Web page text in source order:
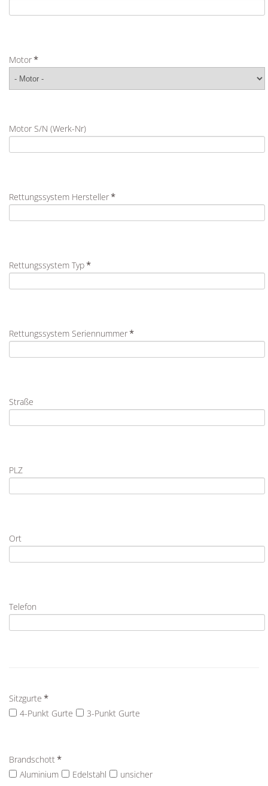
Motor*
Motor S/N (Werk-Nr)
Rettungssystem Hersteller*
Rettungssystem Typ*
Rettungssystem Seriennummer*
Straße
PLZ
Ort
Telefon
Sitzgurte *
4-Punkt Gurte
3-Punkt Gurte
Brandschott*
Aluminium
Edelstahl unsicher